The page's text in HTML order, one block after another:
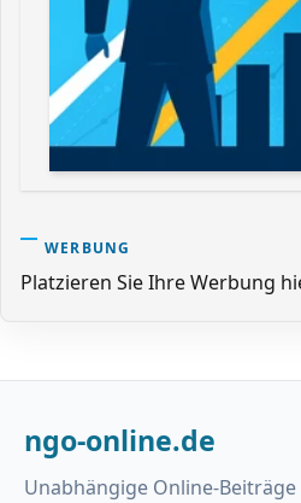
WERBUNG
Platzieren Sie Ihre Werbung
ngo-online.de
Unabhängige Online-